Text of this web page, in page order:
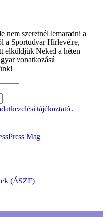
nem szeretnél lemaradni a
a Sportudvar Hírlevélre,
elküldjük Neked a héten
vonatkozású
tájékoztatót.
Mag
(ÁSZF)